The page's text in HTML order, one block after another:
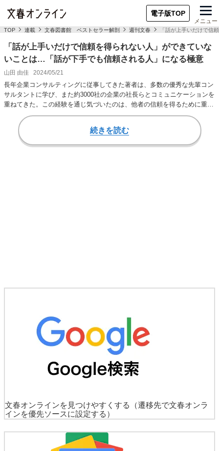
電子版TOP
メニュー
TOP 連載 文春図書館 ベストセラー解剖 週刊文春 「話が上手いだけで信
「話が上手いだけで信頼を得られない人」ができていな
いことは…「話が下手でも信頼される人」になる極意
山田 由佳 2024/05/21
長年企業コンサルティングに従事してきた著者は、多数の優秀な先輩コン
サルタントに学び、また約3000社の企業の社長らとコミュニケーションを
重ねてきた。この経験を通じ気づいたのは、他者の信頼を得るために重要
なのは「話す…
続きを読む
文春オンラインを見つけやすくする
（遷移先で文春オンラ
インを優先ソースに設定する）